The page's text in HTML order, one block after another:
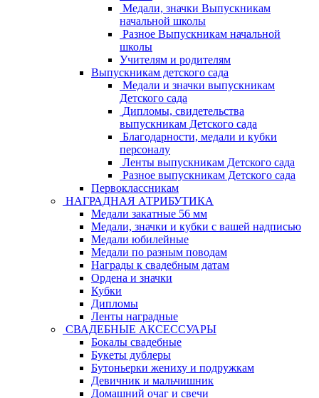
Медали, значки Выпускникам
начальной школы
Разное Выпускникам начальной
школы
Учителям и родителям
Выпускникам детского сада
Медали и значки выпускникам
Детского сада
Дипломы, свидетельства
выпускникам Детского сада
Благодарности, медали и кубки
персоналу
Ленты выпускникам Детского сада
Разное выпускникам Детского сада
Первоклассникам
НАГРАДНАЯ АТРИБУТИКА
Медали закатные 56 мм
Медали, значки и кубки с вашей надписью
Медали юбилейные
Медали по разным поводам
Награды к свадебным датам
Ордена и значки
Кубки
Дипломы
Ленты наградные
СВАДЕБНЫЕ АКСЕССУАРЫ
Бокалы свадебные
Букеты дублеры
Бутоньерки жениху и подружкам
Девичник и мальчишник
Домашний очаг и свечи